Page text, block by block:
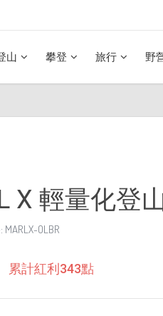
山 攀登 旅行 野
X 輕量化登
OLBR
累計紅利343點